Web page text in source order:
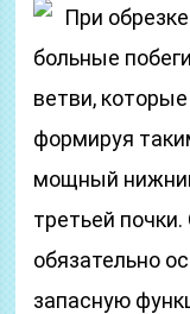
При
больные
ветви,
формируя
мощный
третьей
обязательно
запасную